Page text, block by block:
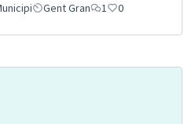
Gent Gran 1 0